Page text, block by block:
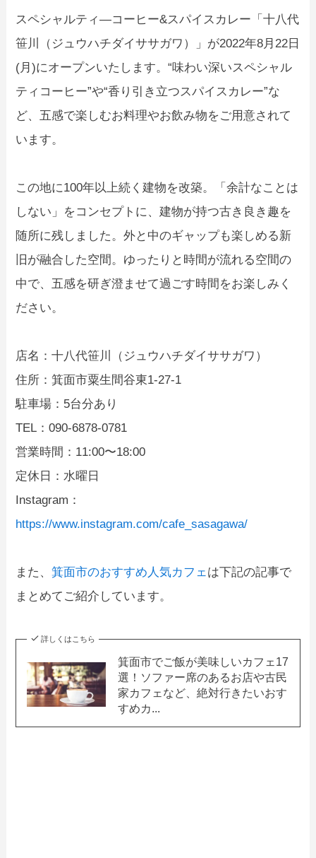
スペシャルティ―コーヒー&スパイスカレー「十八代
笹川（ジュウハチダイササガワ）」が2022年8月22日
(月)にオープンいたします。“味わい深いスペシャル
ティコーヒー”や“香り引き立つスパイスカレー”な
ど、五感で楽しむお料理やお飲み物をご用意されて
います。
この地に100年以上続く建物を改築。「余計なことは
しない」をコンセプトに、建物が持つ古き良き趣を
随所に残しました。外と中のギャップも楽しめる新
旧が融合した空間。ゆったりと時間が流れる空間の
中で、五感を研ぎ澄ませて過ごす時間をお楽しみく
ださい。
店名：十八代笹川（ジュウハチダイササガワ）
住所：箕面市粟生間谷東1-27-1
駐車場：5台分あり
TEL：090-6878-0781
営業時間：11:00〜18:00
定休日：水曜日
Instagram：
https://www.instagram.com/cafe_sasagawa/
また、箕面市のおすすめ人気カフェは下記の記事で
まとめてご紹介しています。
詳しくはこちら
箕面市でご飯が美味しいカフェ17
選！ソファー席のあるお店や古民
家カフェなど、絶対行きたいおす
すめカ...